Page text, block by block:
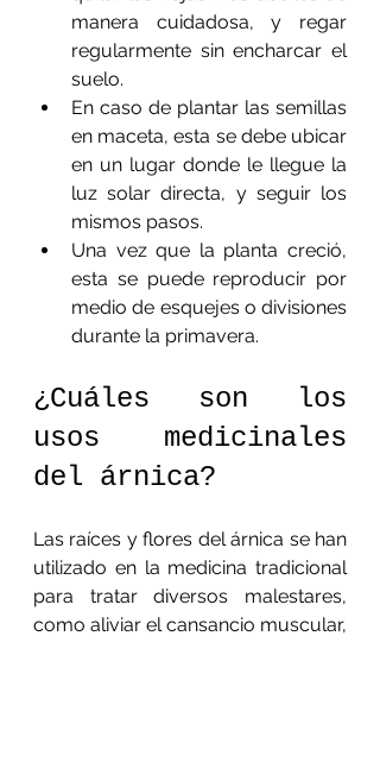
manera cuidadosa, y regar
regularmente sin encharcar el
suelo.
En caso de plantar las semillas
en maceta, esta se debe ubicar
en un lugar donde le llegue la
luz solar directa, y seguir los
mismos pasos.
Una vez que la planta creció,
esta se puede reproducir por
medio de esquejes o divisiones
durante la primavera.
¿Cuáles son los
usos medicinales
del árnica?
Las raíces y flores del árnica se han
utilizado en la medicina tradicional
para tratar diversos malestares,
como aliviar el cansancio muscular,